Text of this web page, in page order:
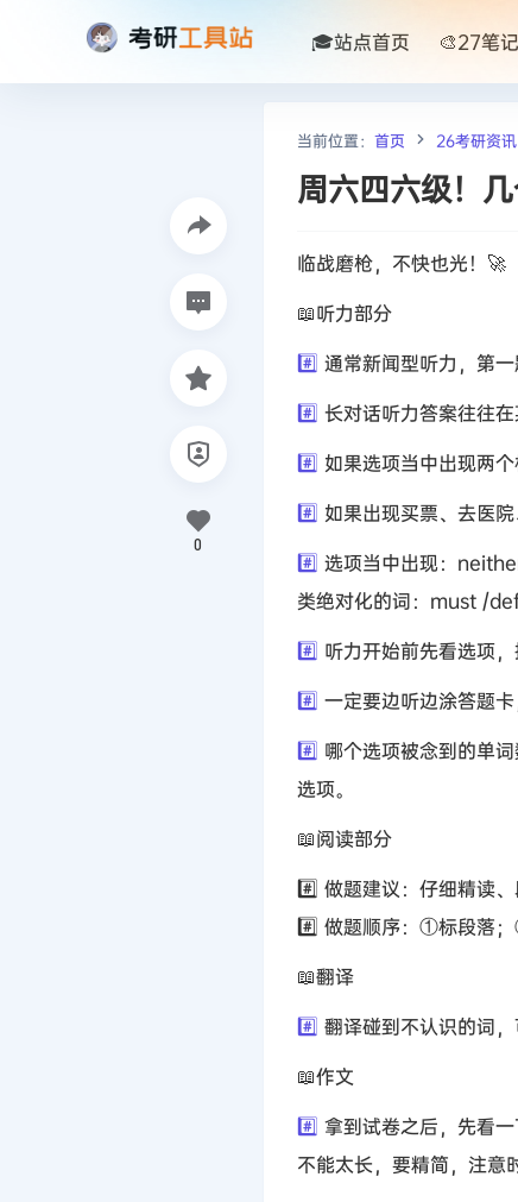
🎓站点首页 🎨27笔
当前位置： 首页 26考研资讯
周六四六级！
临战磨枪，不快也光！🚀
📖听力部分
#️⃣ 通常新闻型听力，第一
#️⃣ 长对话听力答案往往
#️⃣ 如果选项当中出现两
#️⃣ 如果出现买票、去医
#️⃣ 选项当中出现：
类绝对化的词：must /
#️⃣ 听力开始前先看选项
#️⃣ 一定要边听边涂答题卡
#️⃣ 哪个选项被念到的单
选项。
📖阅读部分
#️⃣ 做题建议：仔细精读
#️⃣ 做题顺序：①标段落
📖翻译
#️⃣ 翻译碰到不认识的词
📖作文
#️⃣ 拿到试卷之后，先看
不能太长，要精简，注意
0